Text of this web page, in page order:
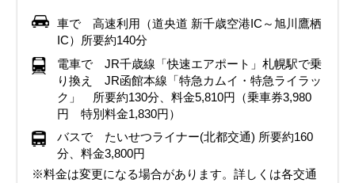
防寒対策が必要になってきます。パーカーやフリース、セー
ターなどの上に、厚手のダウンジャケットやコートはおり、
う。帽子、マフラー、手袋、使い捨てカイロといった防寒小
物も忘れずに！足元は防寒ブーツを履いて、雪道でも安全に
歩けるようにしてください。寒さに慣れていない人は特に防
寒対策を万全にすることをおすすめします。
イベント・観光
のダウンジャケットや防寒用コートを着てしっかり暖かくし
ましょう。ヒートテックやフリース素材のインナーを重ね着
時は、雪が積もって滑りやすくなるため、滑り止め付きの防
寒ブーツを用意してください。子どもは、スキーウェアを着
てしまうのも良いでしょう。クリスマスや年末年始のイベン
トが多い時期ですが、寒さ対策をしっかりして楽しい旅行を
満喫しましょう。
コート、雪対策としてフード付きのものを選ぶとよいでしょ
う。手袋やマフラー、帽子などの小物も忘れずに！足元は滑
テックやフリースのインナーを重ね着すると体が温かく保て
ます。体をしっかり温めるのがポイント。重ね着をうまく活
用して、寒い外でも快適に過ごせるようにしましょう。
イベント・観光
層雲峡温泉氷瀑まつり、あさひかわ街あかりイルミネーション、
ト、雪対策としてフード付きのもの選びましょう。特に旭川
冬まつりなどの屋外イベントに参加する場合は、会場が滑り
クやフリースのを重ね着で防寒対策をしっかりしましょう。
外は寒いですが、室内は暖房がしっかり効いているので体温
調節できるようコートの中は脱ぎ着ができる服装にしておき
ましょう。
イベント・観光
がる日もあり、少し暖かくなります。しかし、昼夜の寒暖差
のため、防寒対策は必要です。フード付きの厚手のコートや
で、重ね着をしてその日の温度に合わせて調整できるように
しましょう。靴は引き続き滑り止め付きのものを選んでくだ
さい。マフラーや手袋などの防寒できる小物も忘れずに！
イベント・観光
層雲峡温泉氷瀑まつり、バーサーロペット・ジャパン、あさひか
服装には注意が必要です。厚手のコートやジャケットで中を
薄めにするのか、軽めのダウンジャケットやコートでセータ
う。天候の変化に備えて折りたたみ傘を持ち歩くと安心で
す。歩きやすいスニーカーや防滑シューズを選び、観光を快
適に楽しんでください。
イベント・観光
旭山動物園夏期開園、桜まつり（各地）、北海道内最大級のカタ
中は長袖シャツやセーター、カーディガン等がおすすめ、帰
りが遅くなりそうな時や、雨が降る時には薄手のコートなど
るため、雨具や折りたたみ傘を携帯するのがおすすめです。
昼夜の寒暖差と雨対策で、観光を快適に楽しんでください。
桜まつり（各地）、いちご狩り、ツツジ見頃、こいのぼりイベン
ト（各地）、
が、朝晩は気温が下がることが多いため、長袖シャツやカー
ディガン、ウィンドブレーカーなどの羽織るもので体温調節
るので、帽子や日焼け止めなどの紫外線対策も忘れずに。
イベント・観光
ィバル、旭川ミュージックウィーク、ASAHIKAWA DESIGN
きますが、朝晩は冷え込むことがあるので、長袖のカーディ
ガンやパーカーなど羽織るものを用意しておくと安心です。
線対策も忘れずに。快適な旅行をするために、軽量で歩きや
すいスニーカーを履くことをおすすめします。
永山屯田まつり、層雲峡温泉峡谷火まつり、旭川まちなか地酒ま
つり、層雲峡ランタンフェス、北竜町ひまわりまつり、登山シー
車で 高速利用（道央道 新千歳空港IC～旭川鷹栖
IC）所要約140分
電車で JR千歳線「快速エアポート」札幌駅で乗
り換え JR函館本線「特急カムイ・特急ライラッ
ク」 所要約130分、料金5,810円（乗車券3,980
円 特別料金1,830円）
バスで たいせつライナー(北都交通) 所要約160
分、料金3,800円
※料金は変更になる場合があります。詳しくは各交通